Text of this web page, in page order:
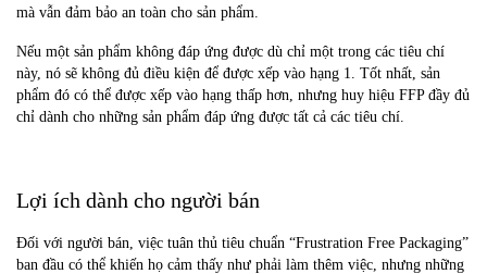
mà vẫn đảm bảo an toàn cho sản phẩm.
Nếu một sản phẩm không đáp ứng được dù chỉ một trong các tiêu chí
này, nó sẽ không đủ điều kiện để được xếp vào hạng 1. Tốt nhất, sản
phẩm đó có thể được xếp vào hạng thấp hơn, nhưng huy hiệu FFP đầy đủ
chỉ dành cho những sản phẩm đáp ứng được tất cả các tiêu chí.
Lợi ích dành cho người bán
Đối với người bán, việc tuân thủ tiêu chuẩn “Frustration Free Packaging”
ban đầu có thể khiến họ cảm thấy như phải làm thêm việc, nhưng những